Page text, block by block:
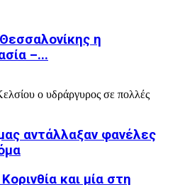
η
–...
ο υδράργυρος σε πολλές
αντάλλαξαν φανέλες
και μία στη